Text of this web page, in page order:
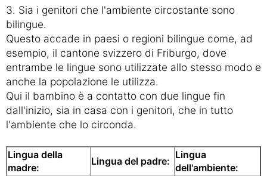
3. Sia i genitori che l'ambiente circostante sono
bilingue.
Questo accade in paesi o regioni bilingue come, ad
esempio, il cantone svizzero di Friburgo, dove
entrambe le lingue sono utilizzate allo stesso modo e
anche la popolazione le utilizza.
Qui il bambino è a contatto con due lingue fin
dall'inizio, sia in casa con i genitori, che in tutto
l'ambiente che lo circonda.
Lingua della
madre:
Lingua del padre:
Lingua
dell'ambiente: